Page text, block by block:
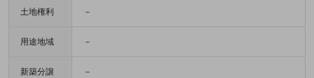
土地権利 －
用途地域 －
新築分譲
－